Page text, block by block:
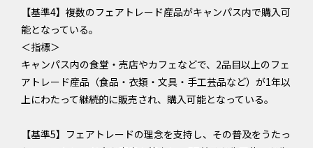
【基準4】複数のフェアトレード産品がキャンパス内で購入可
能となっている。
＜指標＞
キャンパス内の食堂・売店やカフェなどで、2品目以上のフェ
アトレード産品（食品・衣類・文具・手工芸品など）が1年以
上にわたって継続的に販売され、購入可能となっている。
【基準5】フェアトレードの理念を支持し、その普及をうたっ